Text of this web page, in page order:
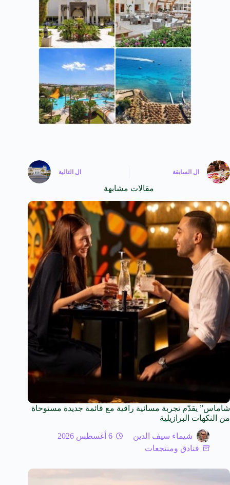
ال السابقة ال التالية
مقالات مشابهة
شاماس” يقدّم تجربة مسائية راقية مع قائمة جديدة مستوحاة
من النكهات البرازيلية
شيماء سيف الدين
6 أغسطس 2026
فنادق ومنتجعات